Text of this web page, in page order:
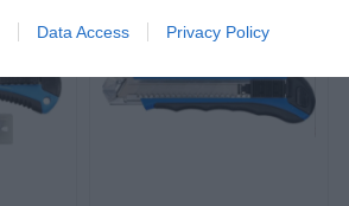
Data Access Privacy Policy